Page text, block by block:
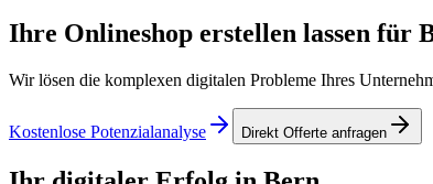
Ihre Onlineshop erstellen lassen für
Wir lösen die komplexen digitalen Probleme Ihres
Kostenlose Potenzialanalyse Direkt Offerte anfragen